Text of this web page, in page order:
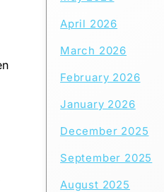
April 2026
March 2026
February 2026
January 2026
December 2025
September 2025
August 2025